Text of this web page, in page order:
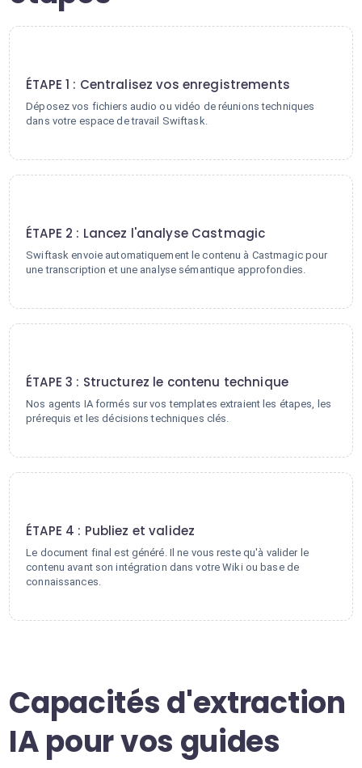
ÉTAPE 1 : Centralisez vos enregistrements
Déposez vos fichiers audio ou vidéo de réunions techniques
dans votre espace de travail Swiftask.
ÉTAPE 2 : Lancez l'analyse Castmagic
Swiftask envoie automatiquement le contenu à Castmagic pour
une transcription et une analyse sémantique approfondies.
ÉTAPE 3 : Structurez le contenu technique
Nos agents IA formés sur vos templates extraient les étapes, les
prérequis et les décisions techniques clés.
ÉTAPE 4 : Publiez et validez
Le document final est généré. Il ne vous reste qu'à valider le
contenu avant son intégration dans votre Wiki ou base de
connaissances.
Capacités d'extraction
IA pour vos guides